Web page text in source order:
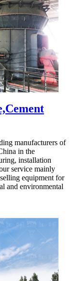
manufacturers of
in the
installation
service mainly
equipment for
and environmental